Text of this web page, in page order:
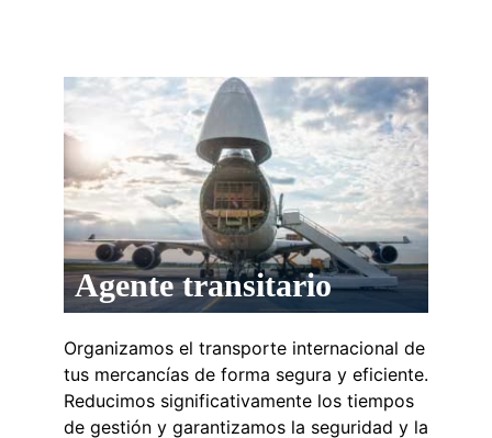
Agente transitario
Organizamos el transporte internacional de
tus mercancías de forma segura y eficiente.
Reducimos significativamente los tiempos
de gestión y garantizamos la seguridad y la